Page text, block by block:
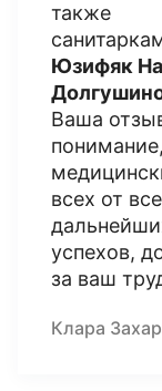
также
Юзифяк
Ваша
всех от
успехов,
за ваш
Клара